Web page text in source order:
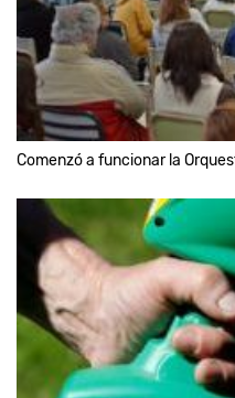
Comenzó a funcionar la